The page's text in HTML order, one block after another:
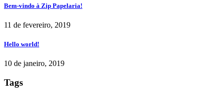
Bem-vindo à Zip Papelaria!
11 de fevereiro, 2019
Hello world!
10 de janeiro, 2019
Tags